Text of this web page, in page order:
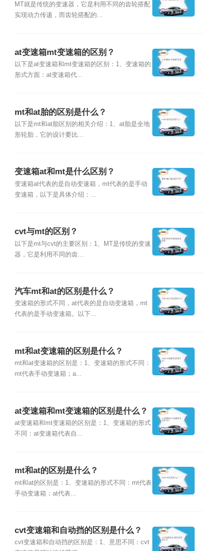
MT就是传统的变速器，它是利用不同的齿轮搭配
实现动力传递，而齿轮搭配的...
at变速箱mt变速箱的区别？
以下是at变速箱和mt变速箱的区别：1、变速箱的
形式方面：at变速箱代...
mt和at胎的区别是什么？
以下是mt和at胎区别的相关介绍：1、at胎是全地
形轮胎，它的设计要比...
变速箱at和mt是什么区别？
变速箱at代表的是自动变速箱，mt代表的是手动
变速箱，以下是具体介绍：...
cvt与mt的区别？
以下是mt与cvt的主要区别：1、MT是传统的变速
器，它是利用不同的齿...
汽车mt和at的区别是什么？
变速箱的形式不同，at代表的是自动变速箱，mt
代表的是手动变速箱。以下...
mt和at变速箱的区别是什么？
mt和at变速箱的区别是：1、变速箱的形式不同：
mt代表手动变速箱；a...
at变速箱和mt变速箱的区别是什么？
at变速箱和mt变速箱的区别是：1、变速箱的形式
不同：at变速箱代表自...
mt和at的区别是什么？
mt和at的区别是：1、变速箱的形式不同：mt代表
手动变速箱；at代表...
cvt变速箱和自动挡的区别是什么？
cvt变速箱和自动挡的区别是：1、意思不同：cvt